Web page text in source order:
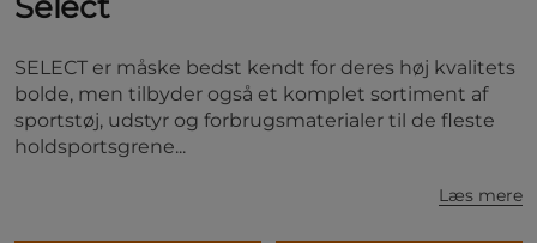
SELECT er måske bedst kendt for deres høj kvalitets
bolde, men tilbyder også et komplet sortiment af
sportstøj, udstyr og forbrugsmaterialer til de fleste
holdsportsgrene...
Læs mere